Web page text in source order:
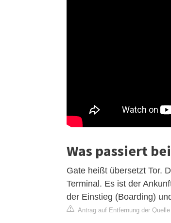
Was passiert
Gate heißt übersetzt Tor.
Terminal. Es ist der
der Einstieg (Boarding)
Antrag auf Entfernung der Quelle